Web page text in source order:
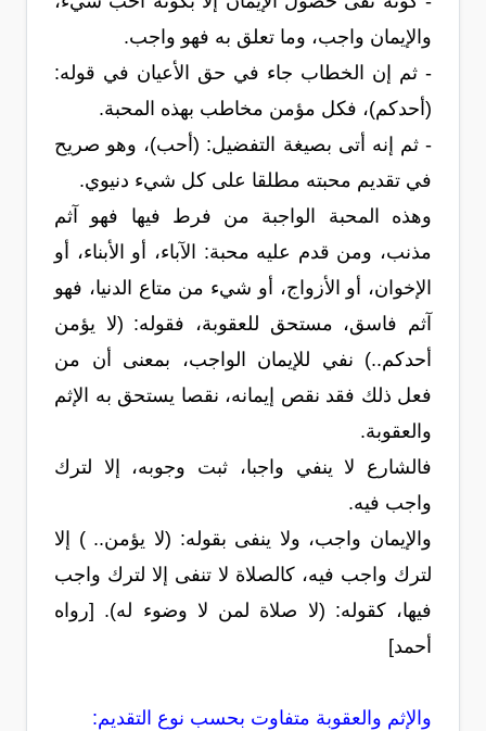
والإيمان واجب، وما تعلق به فهو واجب.
- ثم إن الخطاب جاء في حق الأعيان في قوله:
(أحدكم)، فكل مؤمن مخاطب بهذه المحبة.
- ثم إنه أتى بصيغة التفضيل: (أحب)، وهو صريح
في تقديم محبته مطلقا على كل شيء دنيوي.
وهذه المحبة الواجبة من فرط فيها فهو آثم
مذنب، ومن قدم عليه محبة: الآباء، أو الأبناء، أو
الإخوان، أو الأزواج، أو شيء من متاع الدنيا، فهو
آثم فاسق، مستحق للعقوبة، فقوله: (لا يؤمن
أحدكم..) نفي للإيمان الواجب، بمعنى أن من
فعل ذلك فقد نقص إيمانه، نقصا يستحق به الإثم
والعقوبة.
فالشارع لا ينفي واجبا، ثبت وجوبه، إلا لترك
واجب فيه.
والإيمان واجب، ولا ينفى بقوله: (لا يؤمن.. ) إلا
لترك واجب فيه، كالصلاة لا تنفى إلا لترك واجب
فيها، كقوله: (لا صلاة لمن لا وضوء له). [رواه
أحمد]
والإثم والعقوبة متفاوت بحسب نوع التقديم: